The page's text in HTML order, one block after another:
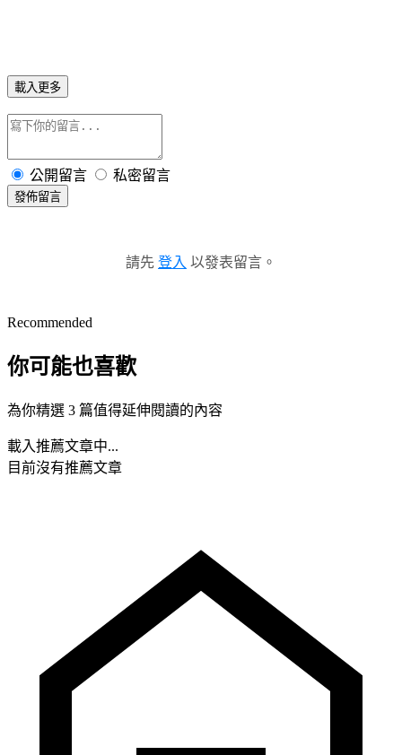
載入更多
公開留言 私密留言
發佈留言
請先 登入 以發表留言。
Recommended
你可能也喜歡
為你精選 3 篇值得延伸閱讀的內容
載入推薦文章中...
目前沒有推薦文章